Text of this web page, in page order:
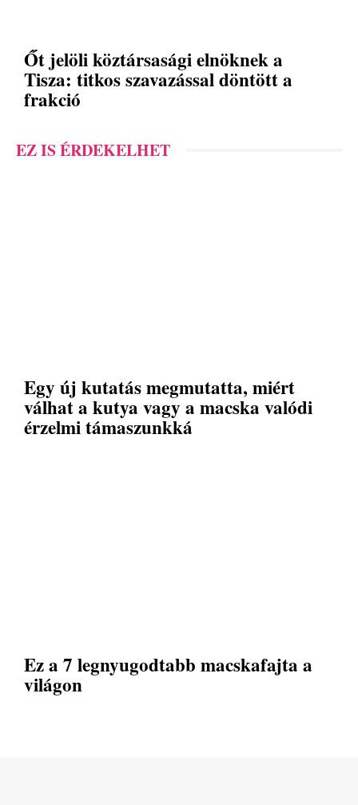
Őt jelöli köztársasági elnöknek a
Tisza: titkos szavazással döntött a
frakció
EZ IS ÉRDEKELHET
Egy új kutatás megmutatta, miért
válhat a kutya vagy a macska valódi
érzelmi támaszunkká
Ez a 7 legnyugodtabb macskafajta a
világon